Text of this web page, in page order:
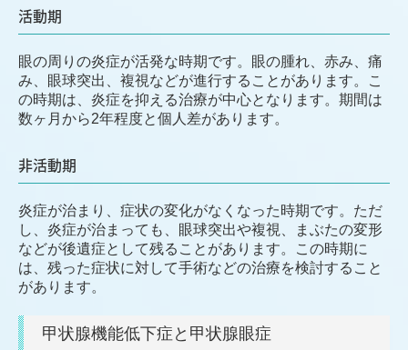
活動期
眼の周りの炎症が活発な時期です。眼の腫れ、赤み、痛
み、眼球突出、複視などが進行することがあります。こ
の時期は、炎症を抑える治療が中心となります。期間は
数ヶ月から2年程度と個人差があります。
非活動期
炎症が治まり、症状の変化がなくなった時期です。ただ
し、炎症が治まっても、眼球突出や複視、まぶたの変形
などが後遺症として残ることがあります。この時期に
は、残った症状に対して手術などの治療を検討すること
があります。
甲状腺機能低下症と甲状腺眼症